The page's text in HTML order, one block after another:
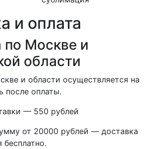
и оплата
по Москве и
области
и области осуществляется на
после оплаты.
— 550 рублей
от 20000 рублей — доставка
бесплатно.